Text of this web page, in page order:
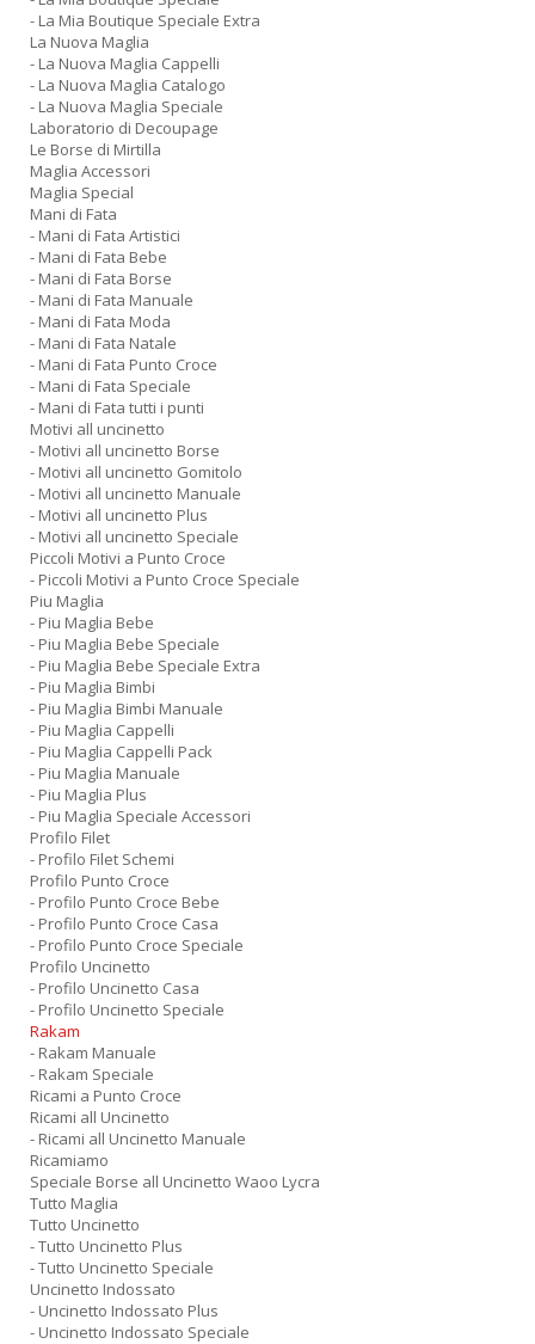
- La Mia Boutique Speciale Extra
La Nuova Maglia
- La Nuova Maglia Cappelli
- La Nuova Maglia Catalogo
- La Nuova Maglia Speciale
Laboratorio di Decoupage
Le Borse di Mirtilla
Maglia Accessori
Maglia Special
Mani di Fata
- Mani di Fata Artistici
- Mani di Fata Bebe
- Mani di Fata Borse
- Mani di Fata Manuale
- Mani di Fata Moda
- Mani di Fata Natale
- Mani di Fata Punto Croce
- Mani di Fata Speciale
- Mani di Fata tutti i punti
Motivi all uncinetto
- Motivi all uncinetto Borse
- Motivi all uncinetto Gomitolo
- Motivi all uncinetto Manuale
- Motivi all uncinetto Plus
- Motivi all uncinetto Speciale
Piccoli Motivi a Punto Croce
- Piccoli Motivi a Punto Croce Speciale
Piu Maglia
- Piu Maglia Bebe
- Piu Maglia Bebe Speciale
- Piu Maglia Bebe Speciale Extra
- Piu Maglia Bimbi
- Piu Maglia Bimbi Manuale
- Piu Maglia Cappelli
- Piu Maglia Cappelli Pack
- Piu Maglia Manuale
- Piu Maglia Plus
- Piu Maglia Speciale Accessori
Profilo Filet
- Profilo Filet Schemi
Profilo Punto Croce
- Profilo Punto Croce Bebe
- Profilo Punto Croce Casa
- Profilo Punto Croce Speciale
Profilo Uncinetto
- Profilo Uncinetto Casa
- Profilo Uncinetto Speciale
Rakam
- Rakam Manuale
- Rakam Speciale
Ricami a Punto Croce
Ricami all Uncinetto
- Ricami all Uncinetto Manuale
Ricamiamo
Speciale Borse all Uncinetto Waoo Lycra
Tutto Maglia
Tutto Uncinetto
- Tutto Uncinetto Plus
- Tutto Uncinetto Speciale
Uncinetto Indossato
- Uncinetto Indossato Plus
- Uncinetto Indossato Speciale